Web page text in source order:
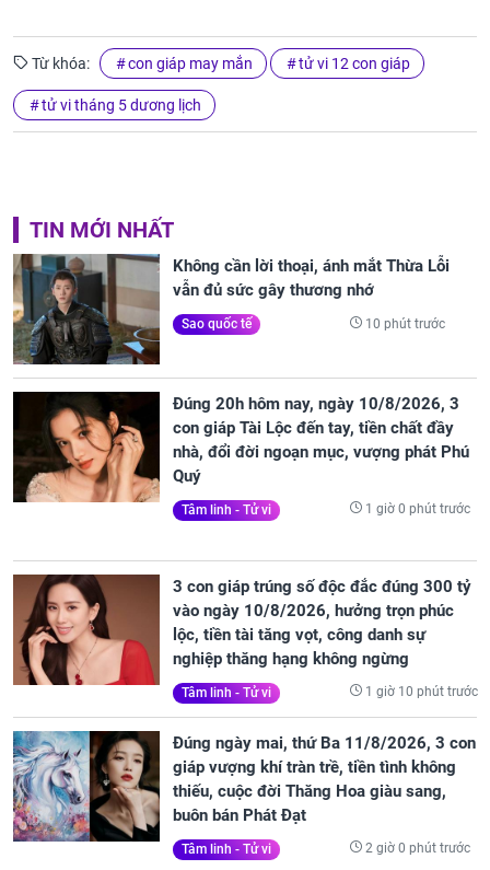
Từ khóa: con giáp may mắn tử vi 12 con giáp
tử vi tháng 5 dương lịch
TIN MỚI NHẤT
Không cần lời thoại, ánh mắt Thừa Lỗi
vẫn đủ sức gây thương nhớ
Sao quốc tế 10 phút trước
Đúng 20h hôm nay, ngày 10/8/2026, 3
con giáp Tài Lộc đến tay, tiền chất đầy
nhà, đổi đời ngoạn mục, vượng phát Phú
Quý
Tâm linh - Tử vi 1 giờ 0 phút trước
3 con giáp trúng số độc đắc đúng 300 tỷ
vào ngày 10/8/2026, hưởng trọn phúc
lộc, tiền tài tăng vọt, công danh sự
nghiệp thăng hạng không ngừng
Tâm linh - Tử vi 1 giờ 10 phút trước
Đúng ngày mai, thứ Ba 11/8/2026, 3 con
giáp vượng khí tràn trề, tiền tình không
thiếu, cuộc đời Thăng Hoa giàu sang,
buôn bán Phát Đạt
Tâm linh - Tử vi 2 giờ 0 phút trước